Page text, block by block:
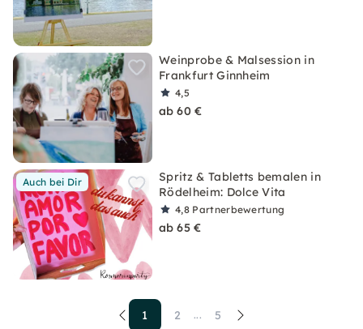
Weinprobe & Malsession in
Frankfurt Ginnheim
4,5
ab 60 €
Auch bei Dir
Spritz & Tabletts bemalen in
Rödelheim: Dolce Vita
4,8 Partnerbewertung
ab 65 €
1 2 ... 5